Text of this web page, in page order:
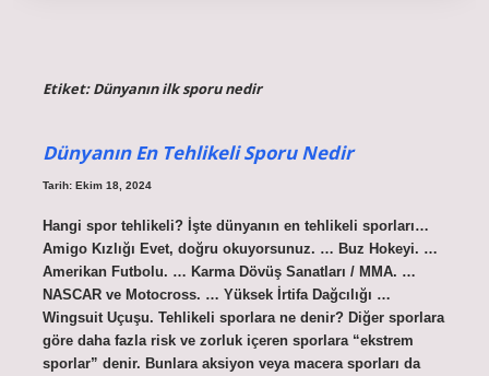
Etiket:Dünyanın ilk sporu nedir
Dünyanın En Tehlikeli Sporu Nedir
Tarih: Ekim 18, 2024
Hangi spor tehlikeli? İşte dünyanın en tehlikeli sporları…
Amigo Kızlığı Evet, doğru okuyorsunuz. … Buz Hokeyi. …
Amerikan Futbolu. … Karma Dövüş Sanatları / MMA. …
NASCAR ve Motocross. … Yüksek İrtifa Dağcılığı …
Wingsuit Uçuşu. Tehlikeli sporlara ne denir? Diğer sporlara
göre daha fazla risk ve zorluk içeren sporlara “ekstrem
sporlar” denir. Bunlara aksiyon veya macera sporları da